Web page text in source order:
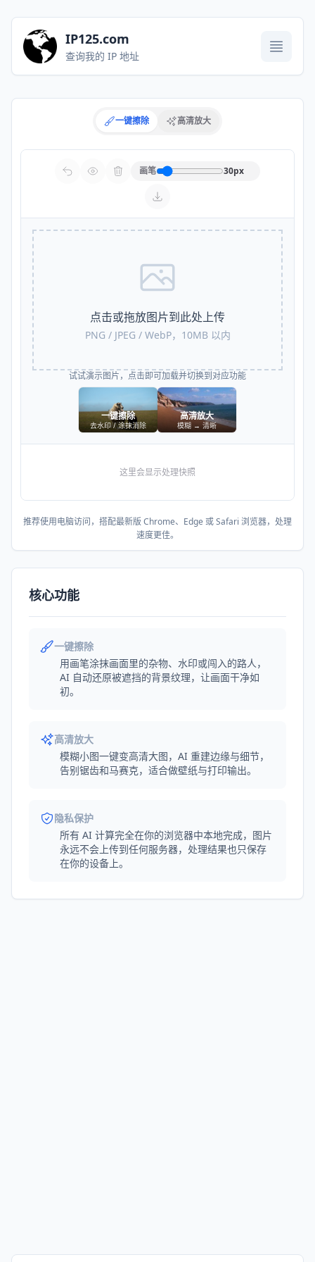
IP125.com
查询我的 IP 地址 打开菜单
一键擦除 高清放大
画笔 30px
点击或拖放图片到此处上传
PNG / JPEG / WebP， 10MB 以内
试试演示图片，点击即可加载并切换到对应功能
一键擦除
去水印 / 涂抹消除
高清放大
模糊 → 清晰
这里会显示处理快照
推荐使用电脑访问，搭配最新版 Chrome、Edge 或 Safari 浏览器，处理
速度更佳。
核心功能
一键擦除
用画笔涂抹画面里的杂物、水印或闯入的路人，
AI 自动还原被遮挡的背景纹理，让画面干净如
初。
高清放大
模糊小图一键变高清大图，AI 重建边缘与细节，
告别锯齿和马赛克，适合做壁纸与打印输出。
隐私保护
所有 AI 计算完全在你的浏览器中本地完成，图片
永远不会上传到任何服务器，处理结果也只保存
在你的设备上。